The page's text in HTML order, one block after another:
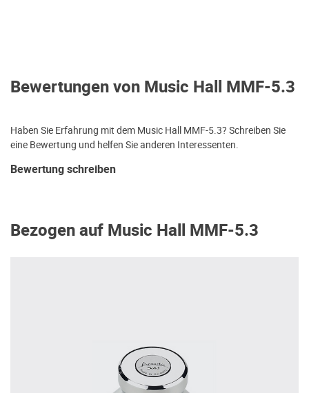
Bewertungen von Music Hall MMF-5.3
Haben Sie Erfahrung mit dem Music Hall MMF-5.3? Schreiben Sie
eine Bewertung und helfen Sie anderen Interessenten.
Bewertung schreiben
Bezogen auf Music Hall MMF-5.3